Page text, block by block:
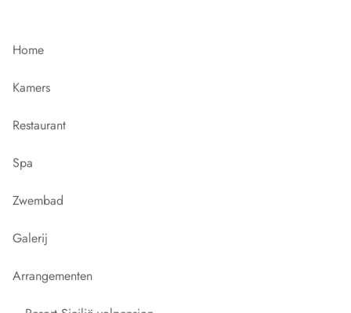
Home
Kamers
Restaurant
Spa
Zwembad
Galerij
Arrangementen